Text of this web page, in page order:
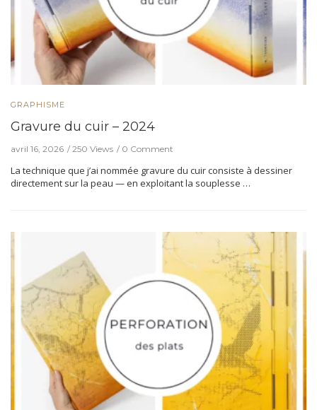
GRAPHISME
Gravure du cuir – 2024
avril 16, 2026 250 Views 0 Comment
La technique que j’ai nommée gravure du cuir consiste à dessiner
directement sur la peau — en exploitant la souplesse …